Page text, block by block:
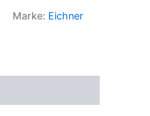
Marke: Eichner